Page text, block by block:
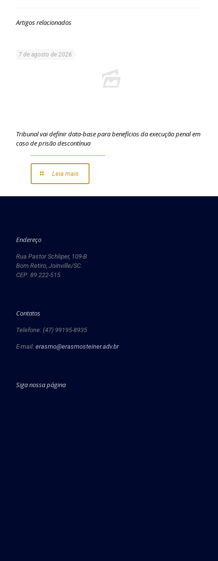
Artigos relacionados
7 de agosto de 2026
Tribunal vai definir data-base para benefícios da execução penal em
caso de prisão descontínua
Leia mais
Endereço
Rua Pastor Schliper, 109-B
Bom Retiro, Joinville/SC.
CEP: 89.222-515.
Contatos
Telefone: (47) 99195-8935
E-mail: erasmo@erasmosteiner.adv.br
Siga nossa página